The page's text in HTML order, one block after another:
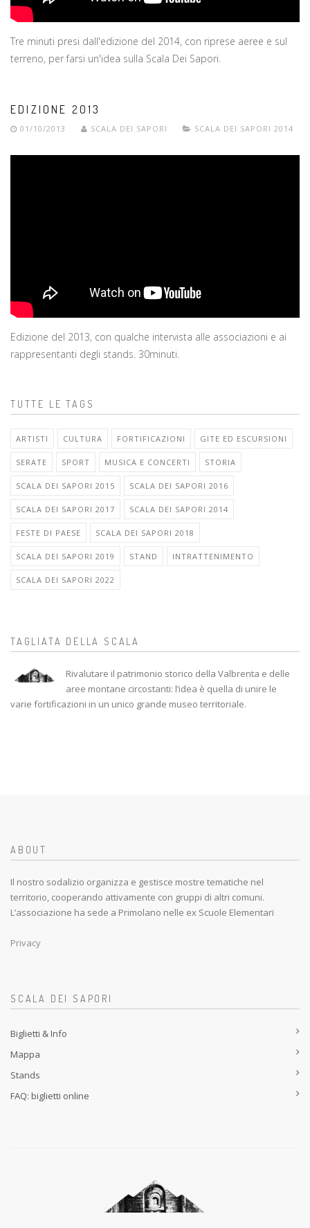
Tre minuti presi dall'edizione del 2014, con riprese aeree e sul
terreno, per farsi un'idea sulla Scala Dei Sapori.
EDIZIONE 2013
01/10/2013 SCALA DEI SAPORI SCALA DEI SAPORI 2014
Edizione del 2013, con qualche intervista alle associazioni e ai
rappresentanti degli stands. 30minuti.
TUTTE LE TAGS
ARTISTI CULTURA FORTIFICAZIONI GITE ED ESCURSIONI
SERATE SPORT MUSICA E CONCERTI STORIA
SCALA DEI SAPORI 2015 SCALA DEI SAPORI 2016
SCALA DEI SAPORI 2017 SCALA DEI SAPORI 2014
FESTE DI PAESE SCALA DEI SAPORI 2018
SCALA DEI SAPORI 2019 STAND INTRATTENIMENTO
SCALA DEI SAPORI 2022
TAGLIATA DELLA SCALA
Rivalutare il patrimonio storico della Valbrenta e delle
aree montane circostanti: l’idea è quella di unire le
varie fortificazioni in un unico grande museo territoriale.
ABOUT
Il nostro sodalizio organizza e gestisce mostre tematiche nel
territorio, cooperando attivamente con gruppi di altri comuni.
L’associazione ha sede a Primolano nelle ex Scuole Elementari
Privacy
SCALA DEI SAPORI
Biglietti & Info
Mappa
Stands
FAQ: biglietti online